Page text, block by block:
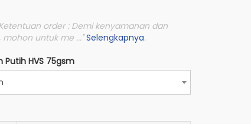
order : Demi kenyamanan dan
untuk me ..."Selengkapnya.
Putih HVS 75gsm